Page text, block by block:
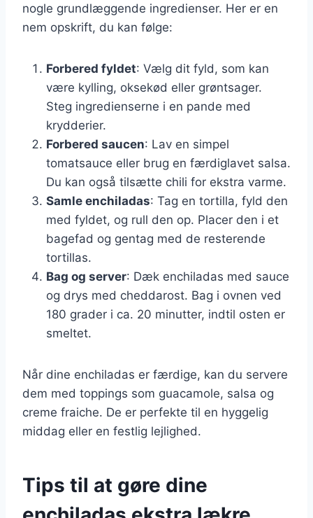
nogle grundlæggende ingredienser. Her er en
nem opskrift, du kan følge:
Forbered fyldet: Vælg dit fyld, som kan
være kylling, oksekød eller grøntsager.
Steg ingredienserne i en pande med
krydderier.
Forbered saucen: Lav en simpel
tomatsauce eller brug en færdiglavet salsa.
Du kan også tilsætte chili for ekstra varme.
Samle enchiladas: Tag en tortilla, fyld den
med fyldet, og rull den op. Placer den i et
bagefad og gentag med de resterende
tortillas.
Bag og server: Dæk enchiladas med sauce
og drys med cheddarost. Bag i ovnen ved
180 grader i ca. 20 minutter, indtil osten er
smeltet.
Når dine enchiladas er færdige, kan du servere
dem med toppings som guacamole, salsa og
creme fraiche. De er perfekte til en hyggelig
middag eller en festlig lejlighed.
Tips til at gøre dine